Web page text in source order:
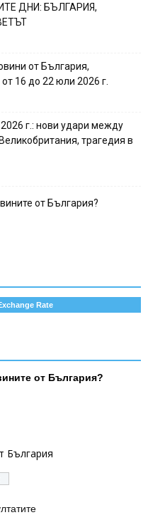
ДНИ: БЪЛГАРИЯ,
от България,
16 до 22 юли 2026 г.
г.: нови удари между
трагедия в
от България?
Rate
от България?
България